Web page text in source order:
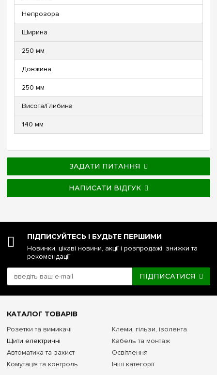
Непрозора
Ширина
250 мм
Довжина
250 мм
Висота/Глибина
140 мм
ЗАДАТИ ПИТАННЯ
НАПИСАТИ ВІДГУК
ПІДПИСУЙТЕСЬ І БУДЬТЕ ПЕРШИМИ
Новинки, цікаві новини, акції і розпродажі, знижки та
рекомендації
ПІДПИСАТИСЯ
КАТАЛОГ ТОВАРІВ
Розетки та вимикачі
Щити електричні
Автоматика та захист
Комутація та контроль
Клеми, гільзи, ізолента
Кабель та монтаж
Освітлення
Інші категорії